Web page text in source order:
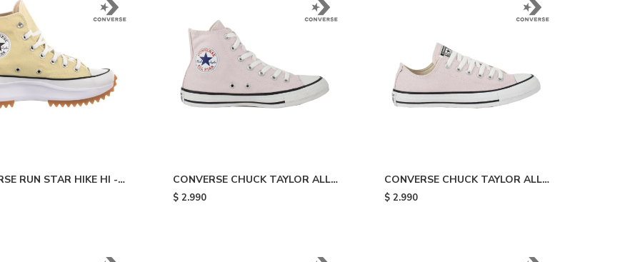
RUN STAR HIKE HI -
CONVERSE CHUCK TAYLOR ALL
STAR - Pink
$ 2.990
CONVERSE CHUCK TAYLOR ALL
STAR - Green
$ 2.990